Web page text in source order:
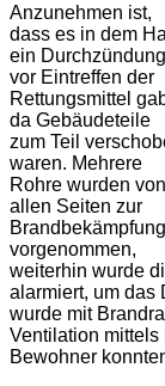
Anzunehmen ist,
dass es in dem
ein Durchzündung
vor Eintreffen der
Rettungsmittel
da Gebäudeteile
zum Teil
waren. Mehrere
Rohre wurden von
allen Seiten zur
Brandbekämpfung
vorgenommen,
weiterhin wurde
alarmiert, um das
wurde mit
Ventilation
Bewohner